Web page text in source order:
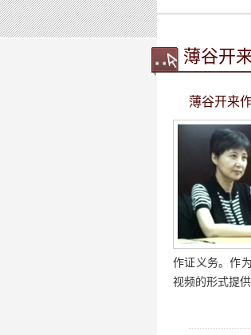
薄谷开
薄谷开来
作证义务。作
视频的形式提